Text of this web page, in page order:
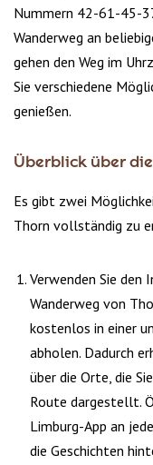
Nummern 42-61-45-
Wanderweg an
gehen den Weg im
Sie verschiedene
genießen.
Überblick über
Es gibt zwei
Thorn vollständig zu
Verwenden Sie den
Wanderweg von
kostenlos in einer
abholen. Dadurch
über die Orte, die
Route dargestellt.
Limburg-App an
die Geschichten